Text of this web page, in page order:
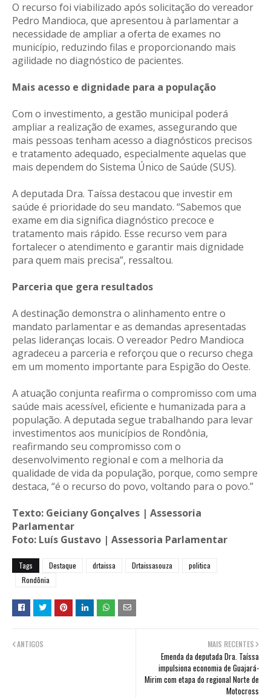
O recurso foi viabilizado após solicitação do vereador
Pedro Mandioca, que apresentou à parlamentar a
necessidade de ampliar a oferta de exames no
município, reduzindo filas e proporcionando mais
agilidade no diagnóstico de pacientes.
Mais acesso e dignidade para a população
Com o investimento, a gestão municipal poderá
ampliar a realização de exames, assegurando que
mais pessoas tenham acesso a diagnósticos precisos
e tratamento adequado, especialmente aquelas que
mais dependem do Sistema Único de Saúde (SUS).
A deputada Dra. Taíssa destacou que investir em
saúde é prioridade do seu mandato. “Sabemos que
exame em dia significa diagnóstico precoce e
tratamento mais rápido. Esse recurso vem para
fortalecer o atendimento e garantir mais dignidade
para quem mais precisa”, ressaltou.
Parceria que gera resultados
A destinação demonstra o alinhamento entre o
mandato parlamentar e as demandas apresentadas
pelas lideranças locais. O vereador Pedro Mandioca
agradeceu a parceria e reforçou que o recurso chega
em um momento importante para Espigão do Oeste.
A atuação conjunta reafirma o compromisso com uma
saúde mais acessível, eficiente e humanizada para a
população. A deputada segue trabalhando para levar
investimentos aos municípios de Rondônia,
reafirmando seu compromisso com o
desenvolvimento regional e com a melhoria da
qualidade de vida da população, porque, como sempre
destaca, “é o recurso do povo, voltando para o povo.”
Texto: Geiciany Gonçalves | Assessoria
Parlamentar
Foto: Luís Gustavo | Assessoria Parlamentar
Tags Destaque drtaissa Drtaissasouza
politica
Rondônia
MAIS RECENTES
Emenda da deputada Dra. Taíssa
impulsiona economia de Guajará-
Mirim com etapa do regional Norte de
Motocross
ANTIGOS